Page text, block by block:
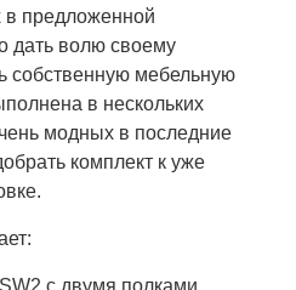
в предложенной
дать волю своему
собственную мебельную
в нескольких
модных в последние
комплект к уже
с двумя полками